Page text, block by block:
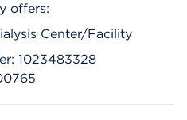
offers:
Center/Facility
1023483328